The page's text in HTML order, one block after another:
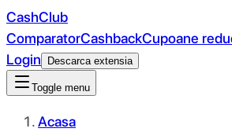
CashClub
ComparatorCashbackCupoane
Login
Descarca extensia
Toggle menu
Acasa